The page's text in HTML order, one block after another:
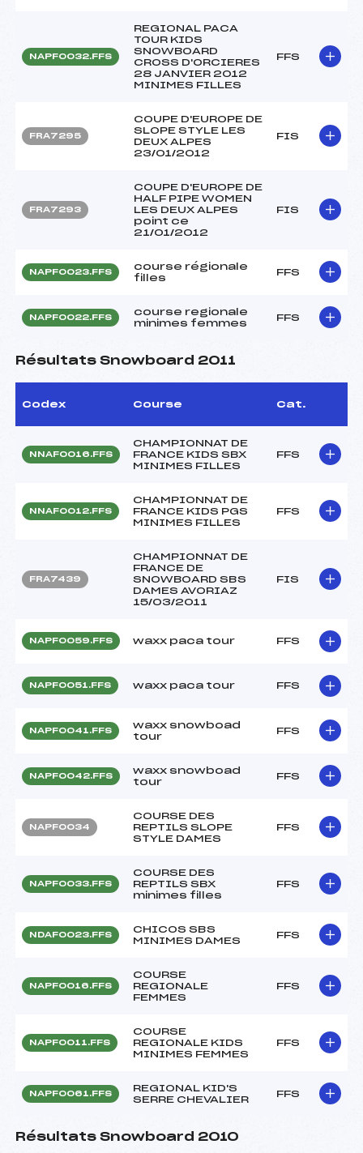
NAPF0032.FFS
REGIONAL PACA
TOUR KIDS
SNOWBOARD
CROSS D'ORCIERES
28 JANVIER 2012
MINIMES FILLES
FFS
FRA7295
COUPE D'EUROPE DE
SLOPE STYLE LES
DEUX ALPES
23/01/2012
FIS
FRA7293
COUPE D'EUROPE DE
HALF PIPE WOMEN
LES DEUX ALPES
point ce
21/01/2012
FIS
NAPF0023.FFS
course régionale
filles
FFS
NAPF0022.FFS
course regionale
minimes femmes
FFS
Résultats Snowboard 2011
Codex Course Cat.
NNAF0016.FFS
CHAMPIONNAT DE
FRANCE KIDS SBX
MINIMES FILLES
FFS
NNAF0012.FFS
CHAMPIONNAT DE
FRANCE KIDS PGS
MINIMES FILLES
FFS
FRA7439
CHAMPIONNAT DE
FRANCE DE
SNOWBOARD SBS
DAMES AVORIAZ
15/03/2011
FIS
NAPF0059.FFS waxx paca tour FFS
NAPF0051.FFS waxx paca tour FFS
NAPF0041.FFS
waxx snowboad
tour
FFS
NAPF0042.FFS
waxx snowboad
tour
FFS
NAPF0034
COURSE DES
REPTILS SLOPE
STYLE DAMES
FFS
NAPF0033.FFS
COURSE DES
REPTILS SBX
minimes filles
FFS
NDAF0023.FFS
CHICOS SBS
MINIMES DAMES
FFS
NAPF0016.FFS
COURSE
REGIONALE
FEMMES
FFS
NAPF0011.FFS
COURSE
REGIONALE KIDS
MINIMES FEMMES
FFS
NAPF0061.FFS
REGIONAL KID'S
SERRE CHEVALIER
FFS
Résultats Snowboard 2010